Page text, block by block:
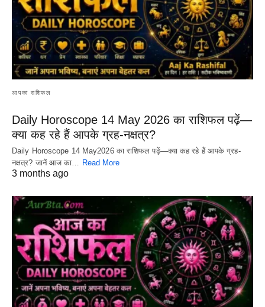
आपका राशिफल
Daily Horoscope 14 May 2026 का राशिफल पढ़ें—
क्या कह रहे हैं आपके ग्रह-नक्षत्र?
Daily Horoscope 14 May2026 का राशिफल पढ़ें—क्या कह रहे हैं आपके ग्रह-
नक्षत्र? जानें आज का… Read More
3 months ago